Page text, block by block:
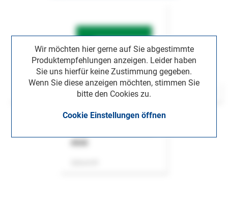
Wir möchten hier gerne auf Sie abgestimmte
Produktempfehlungen anzeigen. Leider haben
Sie uns hierfür keine Zustimmung gegeben.
Wenn Sie diese anzeigen möchten, stimmen Sie
bitte den Cookies zu.
Cookie Einstellungen öffnen